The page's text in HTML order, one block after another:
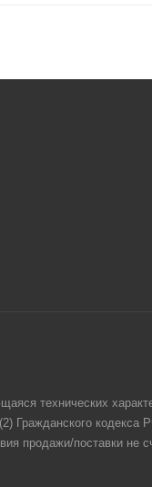
технических
Гражданского
продажи/поставки не